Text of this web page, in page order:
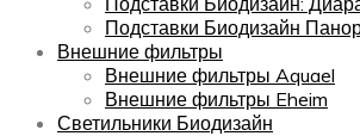
Подставки Биодизайн
Внешние фильтры
Внешние фильтры Aquael
Внешние фильтры Eheim
Светильники Биодизайн